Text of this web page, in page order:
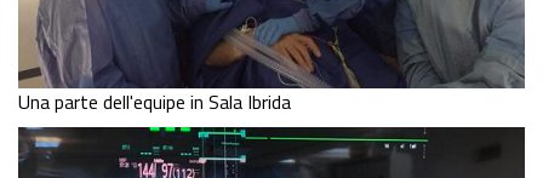
Una parte dell'equipe in Sala Ibrida